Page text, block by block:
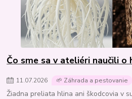
Čo sme sa v ateliéri naučili o
11.07.2026 🌱 Záhrada a pestovanie
Žiadna preliata hlina ani škodcovia v